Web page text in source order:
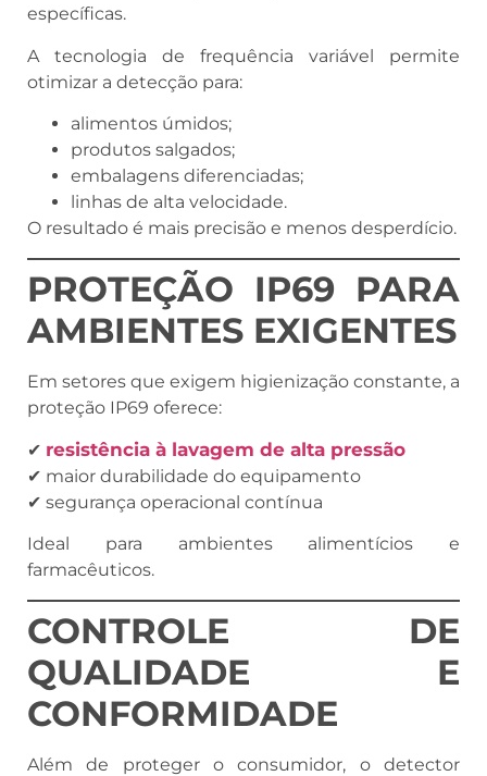
específicas.
A tecnologia de frequência variável permite
otimizar a detecção para:
alimentos úmidos;
produtos salgados;
embalagens diferenciadas;
linhas de alta velocidade.
O resultado é mais precisão e menos desperdício.
PROTEÇÃO IP69 PARA
AMBIENTES EXIGENTES
Em setores que exigem higienização constante, a
proteção IP69 oferece:
✔ resistência à lavagem de alta pressão
✔ maior durabilidade do equipamento
✔ segurança operacional contínua
Ideal para ambientes alimentícios e
farmacêuticos.
CONTROLE DE
QUALIDADE E
CONFORMIDADE
Além de proteger o consumidor, o detector